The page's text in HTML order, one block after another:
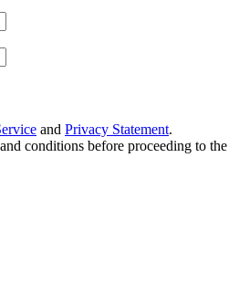
and Privacy Statement.
conditions before proceeding to the